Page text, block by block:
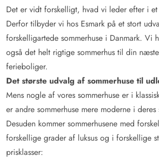
Det er vidt forskelligt, hvad vi leder efter i et
Derfor tilbyder vi hos Esmark på et stort
forskelligartede sommerhuse i Danmark. Vi
også det helt rigtige sommerhus til din
ferieboliger.
Det største udvalg af sommerhuse til
Mens nogle af vores sommerhuse er i
er andre sommerhuse mere moderne i
Desuden kommer sommerhusene med
forskellige grader af luksus og i forskellige
prisklasser: